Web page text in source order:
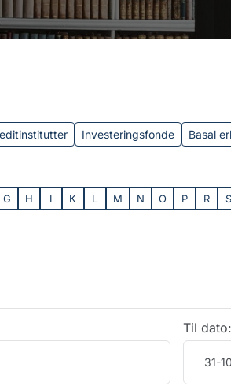
Investeringsfonde Basal
G H I K L M N O P R S
Til dato: